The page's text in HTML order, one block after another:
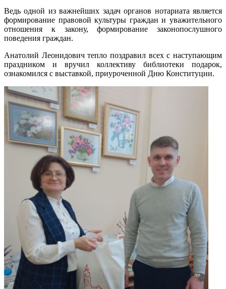
Ведь одной из важнейших задач органов нотариата является
формирование правовой культуры граждан и уважительного
отношения к закону, формирование законопослушного
поведения граждан.
Анатолий Леонидович тепло поздравил всех с наступающим
праздником и вручил коллективу библиотеки подарок,
ознакомился с выставкой, приуроченной Дню Конституции.